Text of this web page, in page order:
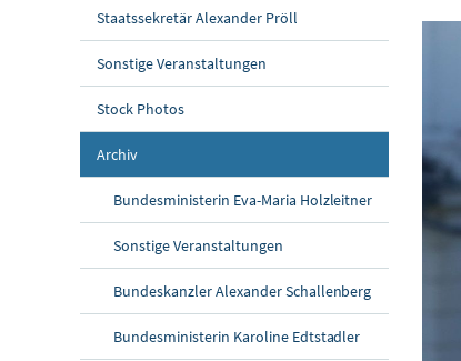
Staatssekretär Alexander Pröll
Sonstige Veranstaltungen
Stock Photos
Archiv
Bundesministerin Eva-Maria Holzleitner
Sonstige Veranstaltungen
Bundeskanzler Alexander Schallenberg
Bundesministerin Karoline Edtstadler